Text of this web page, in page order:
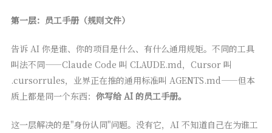
第一层：员工手册（规则文件）
告诉 AI 你是谁、你的项目是什么、有什么通用规矩。不同的工具
叫法不同——Claude Code 叫 CLAUDE.md，Cursor 叫
.cursorrules，业界正在推的通用标准叫 AGENTS.md——但本
质上都是同一个东西： 你写给 AI 的员工手册。
这一层解决的是"身份认同"问题。没有它，AI 不知道自己在为谁工